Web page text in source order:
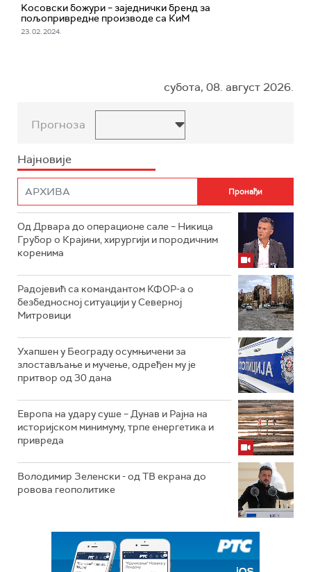
Kосовски божури – заједнички бренд за
пољопривредне производе са КиМ
23. 02. 2024.
субота, 08. август 2026.
Прогноза
Најновије
Од Дрвара до операционе сале – Никица
Грубор о Крајини, хирургији и породичним
коренима
Радојевић са командантом КФОР-а о
безбедносној ситуацији у Северној
Митровици
Ухапшен у Београду осумњичени за
злостављање и мучење, одређен му је
притвор од 30 дана
Европа на удару суше – Дунав и Рајна на
историјском минимуму, трпе енергетика и
привреда
Володимир Зеленски - од ТВ екрана до
ровова геополитике